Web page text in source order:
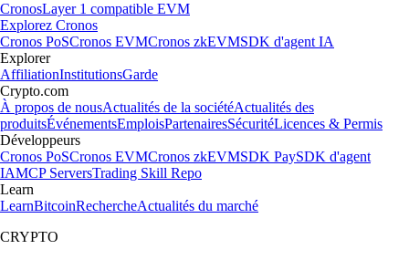
CronosLayer 1 compatible EVM
Explorez Cronos
Cronos PoSCronos EVMCronos zkEVMSDK d'agent IA
Explorer
AffiliationInstitutionsGarde
Crypto.com
À propos de nousActualités de la sociétéActualités des
produitsÉvénementsEmploisPartenairesSécuritéLicences & Permis
Développeurs
Cronos PoSCronos EVMCronos zkEVMSDK PaySDK d'agent
IAMCP ServersTrading Skill Repo
Learn
LearnBitcoinRechercheActualités du marché
CRYPTO